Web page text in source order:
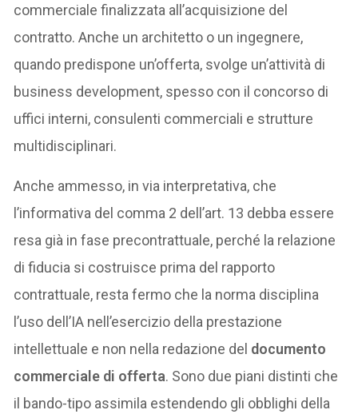
commerciale finalizzata all’acquisizione del
contratto. Anche un architetto o un ingegnere,
quando predispone un’offerta, svolge un’attività di
business development, spesso con il concorso di
uffici interni, consulenti commerciali e strutture
multidisciplinari.
Anche ammesso, in via interpretativa, che
l’informativa del comma 2 dell’art. 13 debba essere
resa già in fase precontrattuale, perché la relazione
di fiducia si costruisce prima del rapporto
contrattuale, resta fermo che la norma disciplina
l’uso dell’IA nell’esercizio della prestazione
intellettuale e non nella redazione del documento
commerciale di offerta. Sono due piani distinti che
il bando-tipo assimila estendendo gli obblighi della